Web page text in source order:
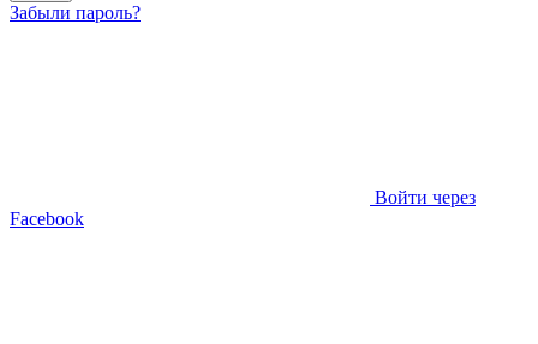
Забыли пароль?
Войти через
Facebook